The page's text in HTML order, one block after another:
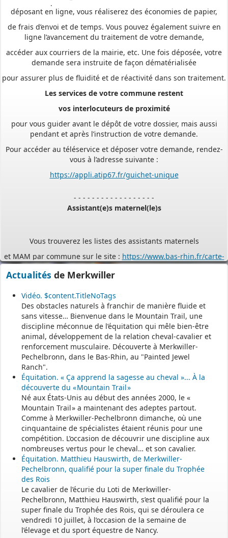
déposant en ligne, vous réaliserez des économies de papier,
de frais d’envoi et de temps. Vous pouvez également suivre en
ligne l’avancement du traitement de votre demande,
accéder aux courriers de la mairie, etc. Une fois déposée, votre
demande sera instruite de façon dématérialisée
pour assurer plus de fluidité et de réactivité dans son traitement.
Les services de votre commune restent
pour vous guider avant le dépôt de votre dossier, mais aussi
pendant et après l’instruction de votre demande.
Pour accéder au téléservice et déposer votre demande, rendez-
vous à l’adresse suivante :
Assistant(e)s maternel(le)s
assistants-maternels-bas-rhin/.
Il est mis à jour tous les vendredis.
des assistants maternels.
- - - - - - - - - - - - - - - - - -
Permanence mairie
Le secrétariat est fermé le samedi matin.
Une permanence est assurée par le maire, sur rendez-vous.
Actualités de Merkwiller
Vidéo. $content.TitleNoTags
Des obstacles naturels à franchir de manière fluide et
sans vitesse… Bienvenue dans le Mountain Trail, une
discipline méconnue de l’équitation qui mêle bien-être
animal, développement de la relation cheval-cavalier et
renforcement musculaire. Découverte à Merkwiller-
Pechelbronn, dans le Bas-Rhin, au "Painted Jewel
Ranch".
Équitation. « Ça apprend la sagesse au cheval »... À la
découverte du « Mountain Trail »
Né aux États-Unis au début des années 2000, le «
Mountain Trail » a maintenant des adeptes partout.
Comme à Merkwiller-Pechelbronn dimanche, où une
cinquantaine de spécialistes étaient réunis pour une
compétition. L’occasion de découvrir une discipline aux
nombreuses vertus pour le cheval… et son cavalier.
Équitation. Matthieu Hauswirth, de Merkwiller-
Pechelbronn, qualifié pour la super finale du Trophée
des Rois
Le cavalier de l’écurie du Loti de Merkwiller-
Pechelbronn, Matthieu Hauswirth, s’est qualifié pour la
super finale du Trophée des Rois, qui se déroulera ce
vendredi 10 juillet, à l’occasion de la semaine de
l’élevage et du sport équestre de Nancy.